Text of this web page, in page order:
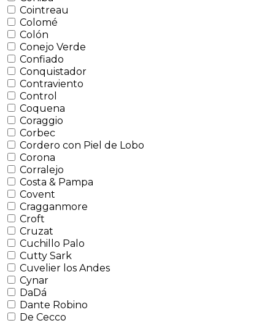
Cointreau
Colomé
Colón
Conejo Verde
Confiado
Conquistador
Contraviento
Control
Coquena
Coraggio
Corbec
Cordero con Piel de Lobo
Corona
Corralejo
Costa & Pampa
Covent
Cragganmore
Croft
Cruzat
Cuchillo Palo
Cutty Sark
Cuvelier los Andes
Cynar
DaDá
Dante Robino
De Cecco